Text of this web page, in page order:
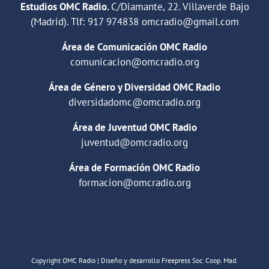
Estudios OMC Radio.C/Diamante, 22. Villaverde Bajo
(Madrid). Tlf: 917 974838 omcradio@gmail.com
Área de Comunicación OMC Radio
comunicacion@omcradio.org
Área de Género y Diversidad OMC Radio
diversidadomc@omcradio.org
Área de Juventud OMC Radio
juventud@omcradio.org
Área de Formación OMC Radio
formacion@omcradio.org
Copyright OMC Radio | Diseño y desarrollo Freepress Soc. Coop. Mad.